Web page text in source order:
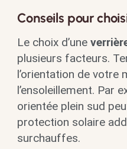
Conseils pour
Le choix d’une
plusieurs facteurs.
l’orientation de votre
l’ensoleillement. Par
orientée plein sud
protection solaire
surchauffes.